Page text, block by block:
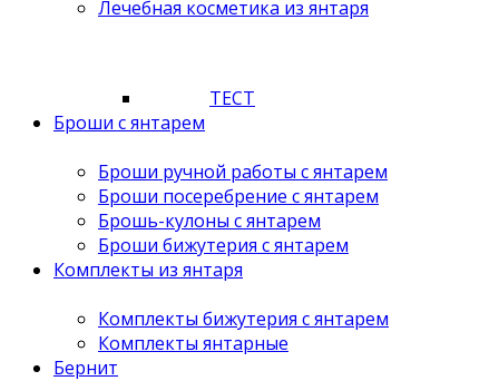
Лечебная косметика из янтаря
ТЕСТ
Броши с янтарем
Броши ручной работы с янтарем
Броши посеребрение с янтарем
Брошь-кулоны с янтарем
Броши бижутерия с янтарем
Комплекты из янтаря
Комплекты бижутерия с янтарем
Комплекты янтарные
Бернит